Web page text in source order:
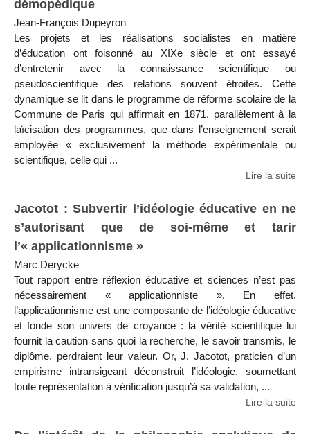
démopédique
Jean-François Dupeyron
Les projets et les réalisations socialistes en matière
d’éducation ont foisonné au XIXe siècle et ont essayé
d’entretenir avec la connaissance scientifique ou
pseudoscientifique des relations souvent étroites. Cette
dynamique se lit dans le programme de réforme scolaire de la
Commune de Paris qui affirmait en 1871, parallèlement à la
laïcisation des programmes, que dans l’enseignement serait
employée « exclusivement la méthode expérimentale ou
scientifique, celle qui ...
Lire la suite
Jacotot : Subvertir l’idéologie éducative en ne
s’autorisant que de soi-même et tarir
l’« applicationnisme »
Marc Derycke
Tout rapport entre réflexion éducative et sciences n’est pas
nécessairement « applicationniste ». En effet,
l’applicationnisme est une composante de l’idéologie éducative
et fonde son univers de croyance : la vérité scientifique lui
fournit la caution sans quoi la recherche, le savoir transmis, le
diplôme, perdraient leur valeur. Or, J. Jacotot, praticien d’un
empirisme intransigeant déconstruit l’idéologie, soumettant
toute représentation à vérification jusqu’à sa validation, ...
Lire la suite